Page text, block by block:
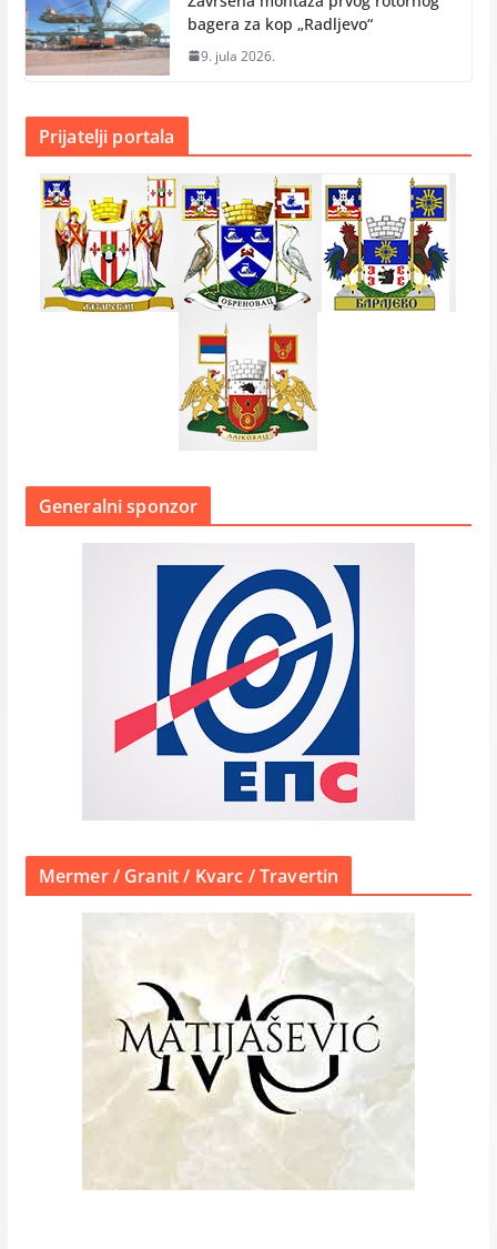
bagera za kop „Radlјevo“
9. jula 2026.
Prijatelji portala
Generalni sponzor
Mermer / Granit / Kvarc / Travertin